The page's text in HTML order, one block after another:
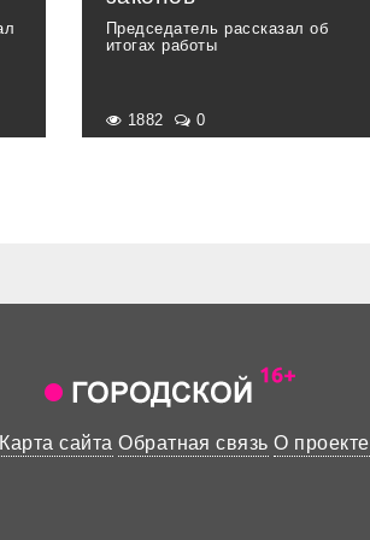
Председатель рассказал об
итогах работы
1882 0
Карта сайта Обратная связь О проекте